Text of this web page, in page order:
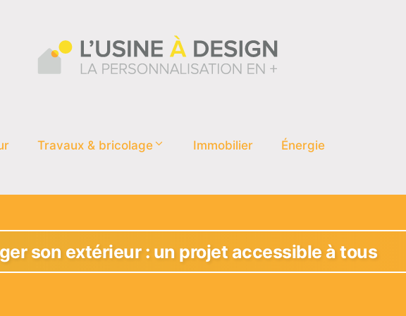
Travaux & bricolage Immobilier Énergie
son extérieur : un projet accessible à tous